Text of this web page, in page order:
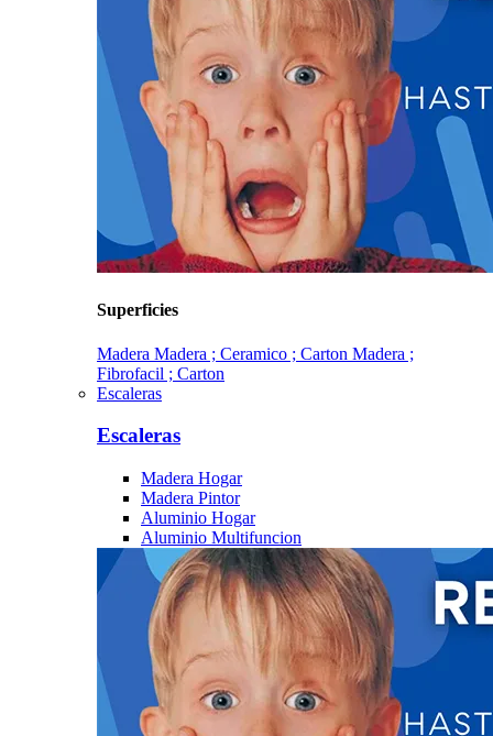
Superficies
Madera Madera ; Ceramico ; Carton Madera ;
Fibrofacil ; Carton
Escaleras
Escaleras
Madera Hogar
Madera Pintor
Aluminio Hogar
Aluminio Multifuncion